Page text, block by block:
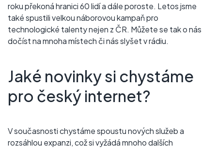
roku překoná hranici 60 lidí a dále poroste. Letos jsme
také spustili velkou náborovou kampaň pro
technologické talenty nejen z ČR. Můžete se tak o nás
dočíst na mnoha místech či nás slyšet v rádiu.
Jaké novinky si chystáme
pro český internet?
V současnosti chystáme spoustu nových služeb a
rozsáhlou expanzi, což si vyžádá mnoho dalších